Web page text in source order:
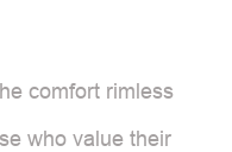
comfort rimless
who value their